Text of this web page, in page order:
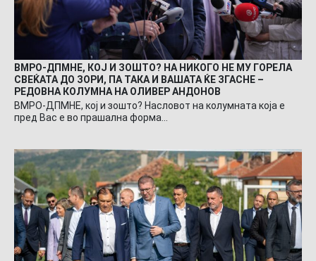
ВМРО-ДПМНЕ, КОЈ И ЗОШТО? НА НИКОГО НЕ МУ ГОРЕЛА
СВЕЌАТА ДО ЗОРИ, ПА ТАКА И ВАШАТА ЌЕ ЗГАСНЕ –
РЕДОВНА КОЛУМНА НА ОЛИВЕР АНДОНОВ
ВМРО-ДПМНЕ, кој и зошто? Насловот на колумната која е
пред Вас е во прашална форма…